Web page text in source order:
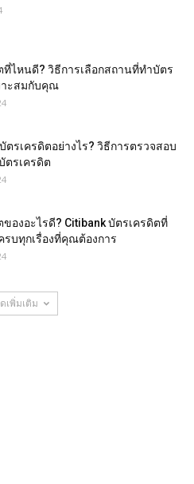
ที่ไหนดี? วิธีการเลือกสถานที่ทำบัตร
าะสมกับคุณ
ตรเครดิตอย่างไร? วิธีการตรวจสอบ
ตรเครดิต
องอะไรดี? Citibank บัตรเครดิตที่
รบทุกเรื่องที่คุณต้องการ
เพิ่มเติม